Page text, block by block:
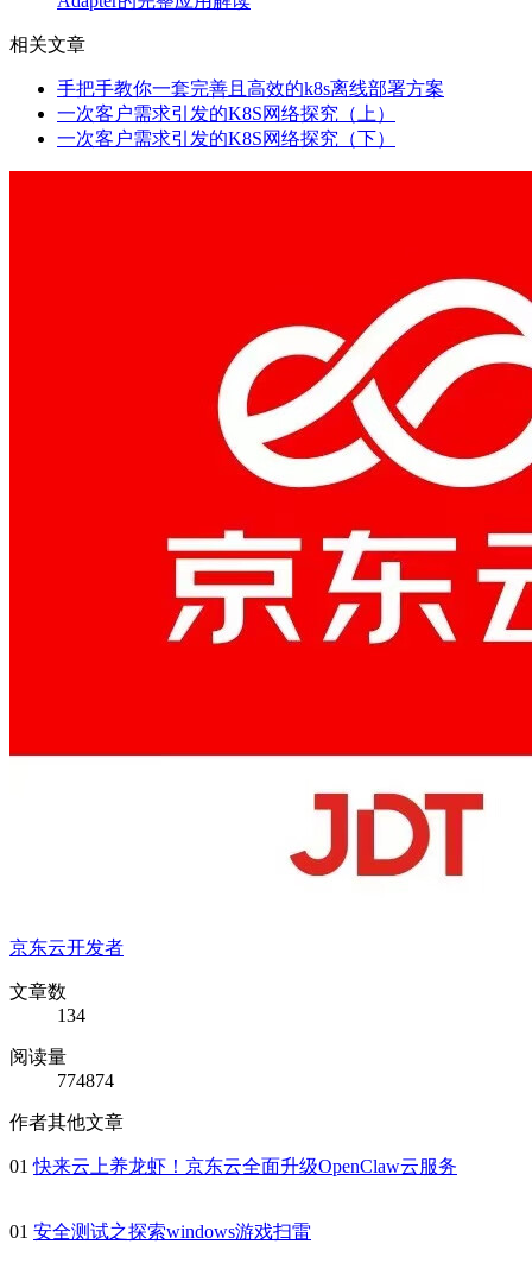
相关文章
手把手教你一套完善且高效的k8s离线部署方案
一次客户需求引发的K8S网络探究（上）
一次客户需求引发的K8S网络探究（下）
京东云开发者
文章数
134
阅读量
774874
作者其他文章
01 快来云上养龙虾！京东云全面升级OpenClaw云服务
01 安全测试之探索windows游戏扫雷